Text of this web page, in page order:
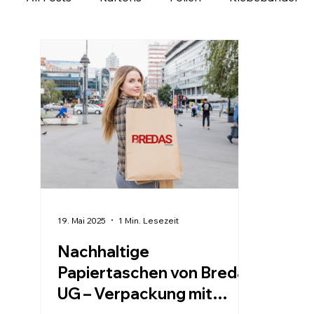
Ladungssicherung Personalisierbare Produkte
Verpackung regional entdecken
Nachhaltige
Papiertaschen von Bredas
UG – Verpackung mit
19. Mai 2025 1 Min. Lesezeit